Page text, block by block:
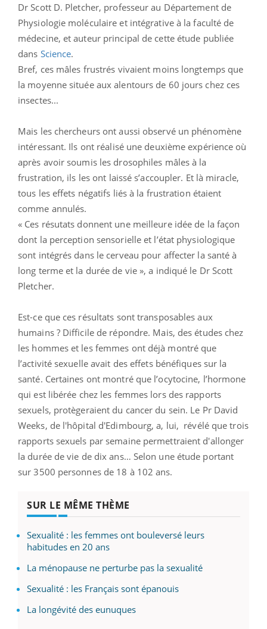
Dr Scott D. Pletcher, professeur au Département de
Physiologie moléculaire et intégrative à la faculté de
médecine, et auteur principal de cette étude publiée
dans Science.
Bref, ces mâles frustrés vivaient moins longtemps que
la moyenne située aux alentours de 60 jours chez ces
insectes...
Mais les chercheurs ont aussi observé un phénomène
intéressant. Ils ont réalisé une deuxième expérience où
après avoir soumis les drosophiles mâles à la
frustration, ils les ont laissé s’accoupler. Et là miracle,
tous les effets négatifs liés à la frustration étaient
comme annulés.
« Ces résutats donnent une meilleure idée de la façon
dont la perception sensorielle et l’état physiologique
sont intégrés dans le cerveau pour affecter la santé à
long terme et la durée de vie », a indiqué le Dr Scott
Pletcher.
Est-ce que ces résultats sont transposables aux
humains ? Difficile de répondre. Mais, des études chez
les hommes et les femmes ont déjà montré que
l’activité sexuelle avait des effets bénéfiques sur la
santé. Certaines ont montré que l’ocytocine, l’hormone
qui est libérée chez les femmes lors des rapports
sexuels, protègeraient du cancer du sein. Le Pr David
Weeks, de l'hôpital d'Edimbourg, a, lui, révélé que trois
rapports sexuels par semaine permettraient d'allonger
la durée de vie de dix ans… Selon une étude portant
sur 3500 personnes de 18 à 102 ans.
SUR LE MÊME THÈME
Sexualité : les femmes ont bouleversé leurs
habitudes en 20 ans
La ménopause ne perturbe pas la sexualité
Sexualité : les Français sont épanouis
La longévité des eunuques